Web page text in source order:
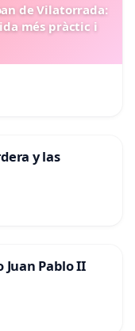
de Vilatorrada:
més pràctic i
y las
Pablo II